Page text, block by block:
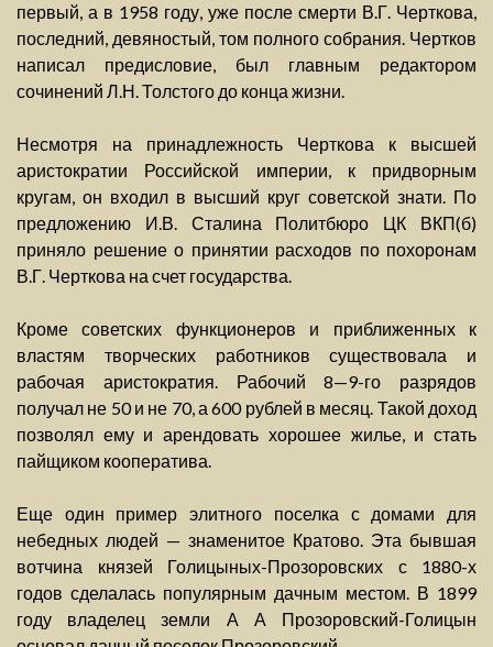
первый, а в 1958 году, уже после смерти В.Г. Черткова,
последний, девяностый, том полного собрания. Чертков
написал предисловие, был главным редактором
сочинений Л.Н. Толстого до конца жизни.
Несмотря на принадлежность Черткова к высшей
аристократии Российской империи, к придворным
кругам, он входил в высший круг советской знати. По
предложению И.В. Сталина Политбюро ЦК ВКП(б)
приняло решение о принятии расходов по похоронам
В.Г. Черткова на счет государства.
Кроме советских функционеров и приближенных к
властям творческих работников существовала и
рабочая аристократия. Рабочий 8—9-го разрядов
получал не 50 и не 70, а 600 рублей в месяц. Такой доход
позволял ему и арендовать хорошее жилье, и стать
пайщиком кооператива.
Еще один пример элитного поселка с домами для
небедных людей — знаменитое Кратово. Эта бывшая
вотчина князей Голицыных-Прозоровских с 1880-х
годов сделалась популярным дачным местом. В 1899
году владелец земли А А Прозоровский-Голицын